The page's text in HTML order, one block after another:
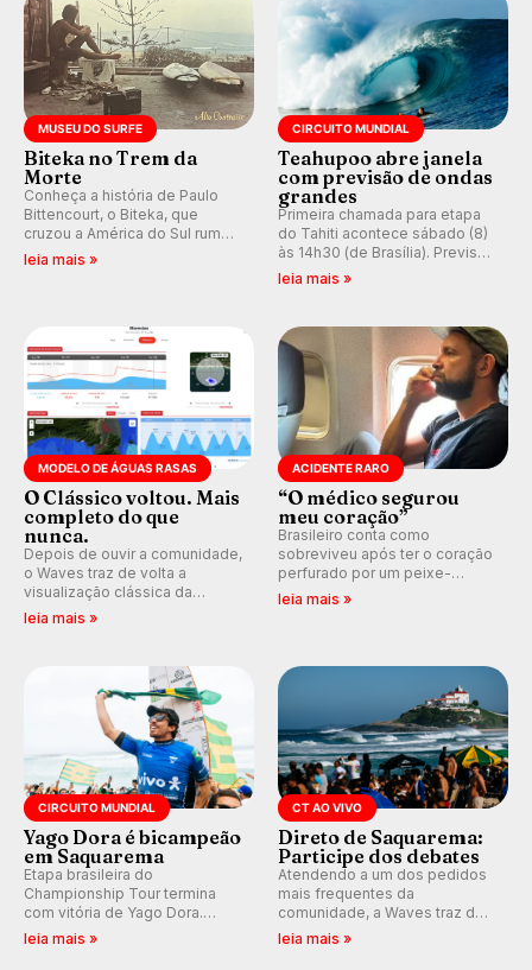
MUSEU DO SURFE
Biteka no Trem da
Morte
Conheça a história de Paulo
Bittencourt, o Biteka, que
cruzou a América do Sul rumo
ao Pacífico em uma jornada
leia mais »
CIRCUITO MUNDIAL
Teahupoo abre janela
com previsão de ondas
grandes
Primeira chamada para etapa
do Tahiti acontece sábado (8)
às 14h30 (de Brasília). Previsão
indica swell consistente.
Kelly Slater convidado.
leia mais »
MODELO DE ÁGUAS RASAS
O Clássico voltou. Mais
completo do que
nunca.
Depois de ouvir a comunidade,
o Waves traz de volta a
visualização clássica da
previsão de águas rasas,
ondas para até 16 dias.
leia mais »
ACIDENTE RARO
“O médico segurou
meu coração”
Brasileiro conta como
sobreviveu após ter o coração
perfurado por um peixe-
agulha enquanto surfava na
leia mais »
CIRCUITO MUNDIAL
Yago Dora é bicampeão
em Saquarema
Etapa brasileira do
Championship Tour termina
com vitória de Yago Dora.
Sawyer Lindblad vence entre
leia mais »
CT AO VIVO
Direto de Saquarema:
Participe dos debates
Atendendo a um dos pedidos
mais frequentes da
comunidade, a Waves traz de
volta os comentários e
leia mais »